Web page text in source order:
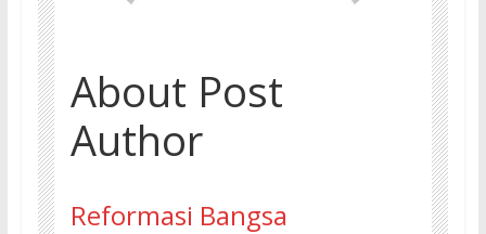
About Post
Author
Reformasi Bangsa